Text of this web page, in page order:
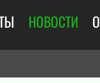
НОВОСТИ